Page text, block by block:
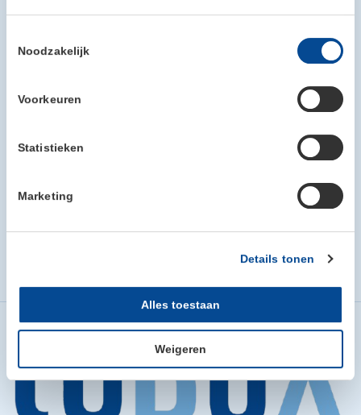
Noodzakelijk
Voorkeuren
Statistieken
Marketing
Details tonen
Alles toestaan
Weigeren
Emailadres: receptie@barendonk.nl
Website:www.barendonk.nl
Home Cubox leden Landgoed De Barendonk